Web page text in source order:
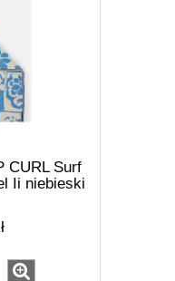
CURL Surf
Ii niebieski